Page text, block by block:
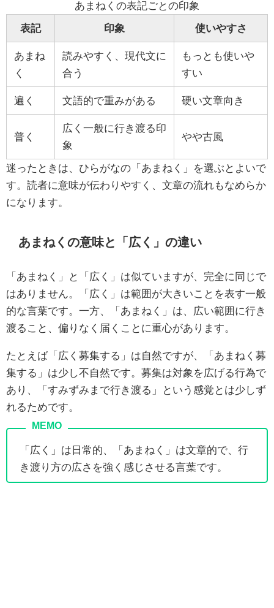
あまねくの表記ごとの印象
表記 印象 使いやすさ
あまね
く
読みやすく、現代文に
合う
もっとも使いや
すい
遍く 文語的で重みがある 硬い文章向き
普く
広く一般に行き渡る印
象
やや古風
迷ったときは、ひらがなの「あまねく」を選ぶとよいで
す。読者に意味が伝わりやすく、文章の流れもなめらか
になります。
あまねくの意味と「広く」の違い
「あまねく」と「広く」は似ていますが、完全に同じで
はありません。「広く」は範囲が大きいことを表す一般
的な言葉です。一方、「あまねく」は、広い範囲に行き
渡ること、偏りなく届くことに重心があります。
たとえば「広く募集する」は自然ですが、「あまねく募
集する」は少し不自然です。募集は対象を広げる行為で
あり、「すみずみまで行き渡る」という感覚とは少しず
れるためです。
「広く」は日常的、「あまねく」は文章的で、行
き渡り方の広さを強く感じさせる言葉です。